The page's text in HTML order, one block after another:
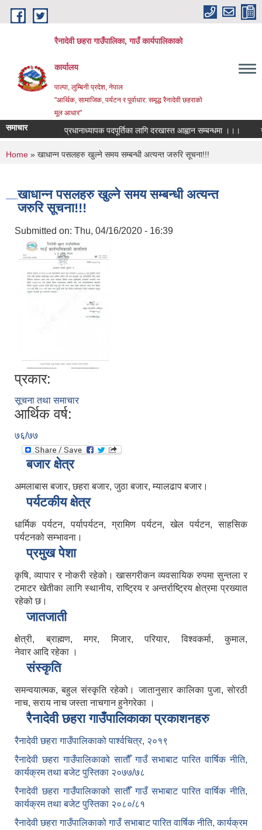
Skip to main content
रैनादेवी छहरा गाउँपालिका, गाउँ कार्यपालिकाको
कार्यालय
पाल्पा, लुम्बिनी प्रदेश, नेपाल
"आर्थिक, सामाजिक, पर्यटन र पूर्वाधार: समृद्ध रैनादेवी छहराको
मूल आधार"
समाचार प्रधानाध्यापक पदपूर्तिका लागि दरखास्त आह्वान सम्बन्धमा ।।। सरुवा
You are here
Home » खाधान्न पसलहरु खुल्ने समय सम्बन्धी अत्यन्त जरुरि सूचना!!!
खाधान्न पसलहरु खुल्ने समय सम्बन्धी अत्यन्त
जरुरि सूचना!!!
Submitted on: Thu, 04/16/2020 - 16:39
प्रकार:
सूचना तथा समाचार
आर्थिक वर्ष:
७६/७७
बजार क्षेत्र
अमलाबास बजार, छहरा बजार, जुठा बजार, म्यालढाप बजार।
पर्यटकीय क्षेत्र
धार्मिक पर्यटन, पर्यापर्यटन, ग्रामिण पर्यटन, खेल पर्यटन, साहसिक
पर्यटनको सम्भावना।
प्रमुख पेशा
कृषि, व्यापार र नोकरी रहेको। खासगरीकन व्यवसायिक रुपमा सुन्तला र
टमाटर खेतीका लागि स्थानीय, राष्ट्रिय र अन्तर्राष्ट्रिय क्षेत्रमा प्रख्यात
रहेको छ।
जातजाती
क्षेत्री, ब्राह्मण, मगर, मिजार, परियार, विश्वकर्मा, कुमाल,
नेवार आदि रहेका ।
संस्कृति
समन्वयात्मक, बहुल संस्कृति रहेको। जातानुसार कालिका पुजा, सोरठी
नाच, सराय नाच जस्ता नाचगान हुनेगरेका ।
रैनादेवी छहरा गाउँपालिकाका प्रकाशनहरु
रैनादेवी छहरा गाउँपालिकाको पार्श्वचित्र, २०१९
रैनादेवी छहरा गाउँपालिकाको सातौँ गाउँ सभाबाट पारित वार्षिक नीति,
कार्यक्रम तथा बजेट पुस्तिका २०७७/७८
रैनादेवी छहरा गाउँपालिकाको सातौँ गाउँ सभाबाट पारित वार्षिक नीति,
कार्यक्रम तथा बजेट पुस्तिका २०८०/८१
रैनादेवी छहरा गाउँपालिकाको गाउँ सभाबाट पारित वार्षिक नीति, कार्यक्रम